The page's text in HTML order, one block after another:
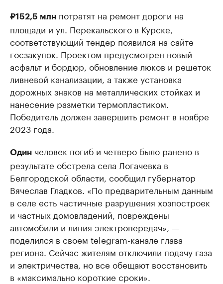
₽152,5 млн потратят на ремонт дороги на
площади и ул. Перекальского в Курске,
соответствующий тендер появился на сайте
госзакупок. Проектом предусмотрен новый
асфальт и бордюр, обновление люков и решеток
ливневой канализации, а также установка
дорожных знаков на металлических стойках и
нанесение разметки термопластиком.
Победитель должен завершить ремонт в ноябре
2023 года.
Один человек погиб и четверо было ранено в
результате обстрела села Логачевка в
Белгородской области, сообщил губернатор
Вячеслав Гладков. «По предварительным данным
в селе есть частичные разрушения хозпостроек
и частных домовладений, повреждены
автомобили и линия электропередач», —
поделился в своем telegram-канале глава
региона. Сейчас жителям отключили подачу газа
и электричества, но все обещают восстановить
в «максимально короткие сроки».